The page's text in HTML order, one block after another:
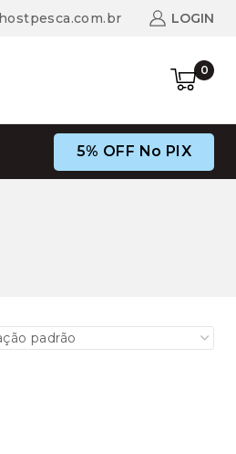
LOGIN
0
5% OFF No PIX